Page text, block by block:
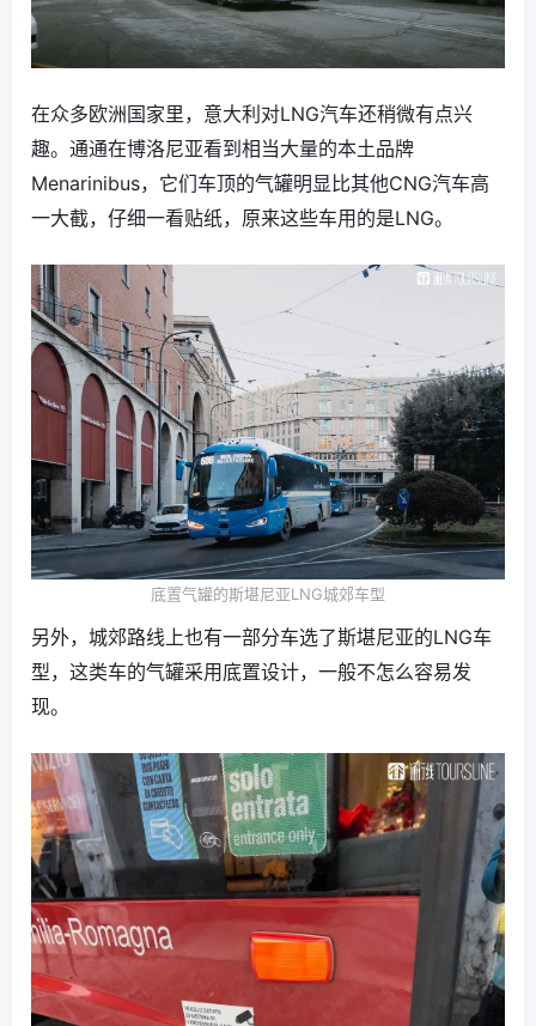
在众多欧洲国家里，意大利对LNG汽车还稍微有点兴
趣。通通在博洛尼亚看到相当大量的本土品牌
Menarinibus，它们车顶的气罐明显比其他CNG汽车高
一大截，仔细一看贴纸，原来这些车用的是LNG。
底置气罐的斯堪尼亚LNG城郊车型
另外，城郊路线上也有一部分车选了斯堪尼亚的LNG车
型，这类车的气罐采用底置设计，一般不怎么容易发
现。